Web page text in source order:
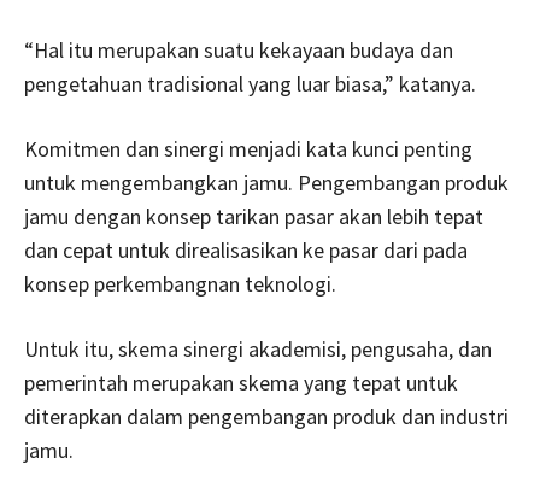
“Hal itu merupakan suatu kekayaan budaya dan
pengetahuan tradisional yang luar biasa,” katanya.
Komitmen dan sinergi menjadi kata kunci penting
untuk mengembangkan jamu. Pengembangan produk
jamu dengan konsep tarikan pasar akan lebih tepat
dan cepat untuk direalisasikan ke pasar dari pada
konsep perkembangnan teknologi.
Untuk itu, skema sinergi akademisi, pengusaha, dan
pemerintah merupakan skema yang tepat untuk
diterapkan dalam pengembangan produk dan industri
jamu.